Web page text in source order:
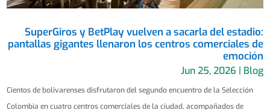
SuperGiros y BetPlay vuelven a sacarla del estadio:
pantallas gigantes llenaron los centros comerciales de
emoción
Jun 25, 2026 | Blog
Cientos de bolivarenses disfrutaron del segundo encuentro de la Selección
Colombia en cuatro centros comerciales de la ciudad, acompañados de